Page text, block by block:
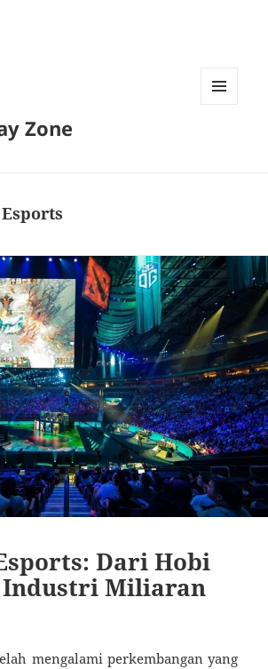
Zone
Dari Hobi
Miliaran
mengalami perkembangan yang